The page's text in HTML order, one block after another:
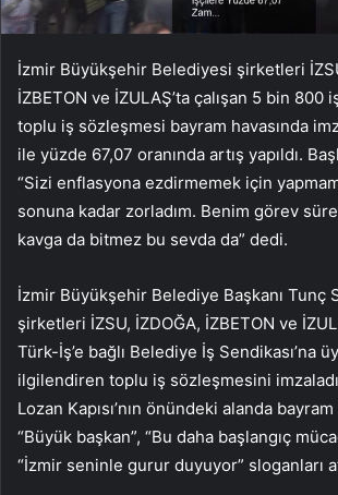
İzmir Büyükşehir Belediyesi şirketleri
İZBETON ve İZULAŞ’ta çalışan 5 bin 800
toplu iş sözleşmesi bayram havasında
ile yüzde 67,07 oranında artış yapıldı.
“Sizi enflasyona ezdirmemek için
sonuna kadar zorladım. Benim görev
kavga da bitmez bu sevda da” dedi.
İzmir Büyükşehir Belediye Başkanı Tunç
şirketleri İZSU, İZDOĞA, İZBETON ve
Türk-İş’e bağlı Belediye İş Sendikası’na
ilgilendiren toplu iş sözleşmesini
Lozan Kapısı’nın önündeki alanda bayram
“Büyük başkan”, “Bu daha başlangıç
“İzmir seninle gurur duyuyor” sloganları